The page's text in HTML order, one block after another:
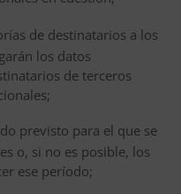
de destinatarios a los
los datos
de terceros
previsto para el que se
o, si no es posible, los
ese período;